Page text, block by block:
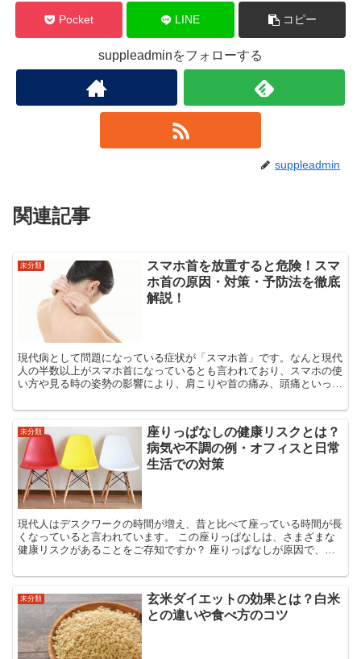
Pocket LINE コピー
suppleadminをフォローする
suppleadmin
関連記事
未分類
スマホ首を放置すると危険！スマ
ホ首の原因・対策・予防法を徹底
解説！
現代病として問題になっている症状が「スマホ首」です。なんと現代
人の半数以上がスマホ首になっているとも言われており、スマホの使
い方や見る時の姿勢の影響により、肩こりや首の痛み、頭痛といった
未分類
座りっぱなしの健康リスクとは？
病気や不調の例・オフィスと日常
生活での対策
現代人はデスクワークの時間が増え、昔と比べて座っている時間が長
くなっていると言われています。 この座りっぱなしは、さまざまな
健康リスクがあることをご存知ですか？ 座りっぱなしが原因で、命
未分類
玄米ダイエットの効果とは？白米
との違いや食べ方のコツ